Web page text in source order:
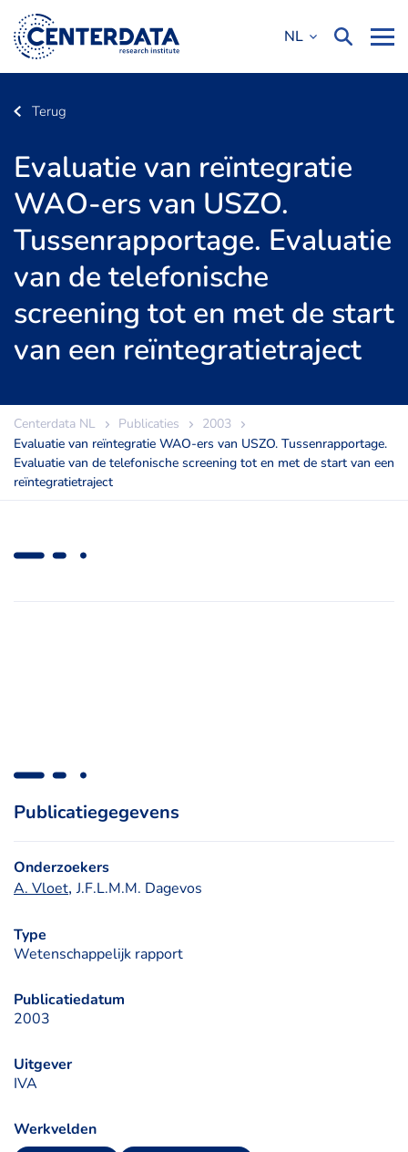
NL
Terug
Evaluatie van reïntegratie
WAO-ers van USZO.
Tussenrapportage. Evaluatie
van de telefonische
screening tot en met de start
van een reïntegratietraject
Centerdata NL Publicaties
2003
Evaluatie van reïntegratie WAO-ers van USZO. Tussenrapportage.
Evaluatie van de telefonische screening tot en met de start van een
reïntegratietraject
Publicatiegegevens
Onderzoekers
A. Vloet, J.F.L.M.M. Dagevos
Type
Wetenschappelijk rapport
Publicatiedatum
2003
Uitgever
IVA
Werkvelden